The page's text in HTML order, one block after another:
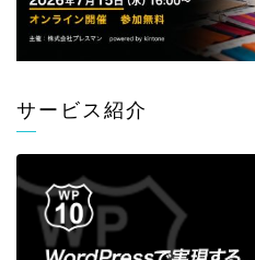
サービス紹介